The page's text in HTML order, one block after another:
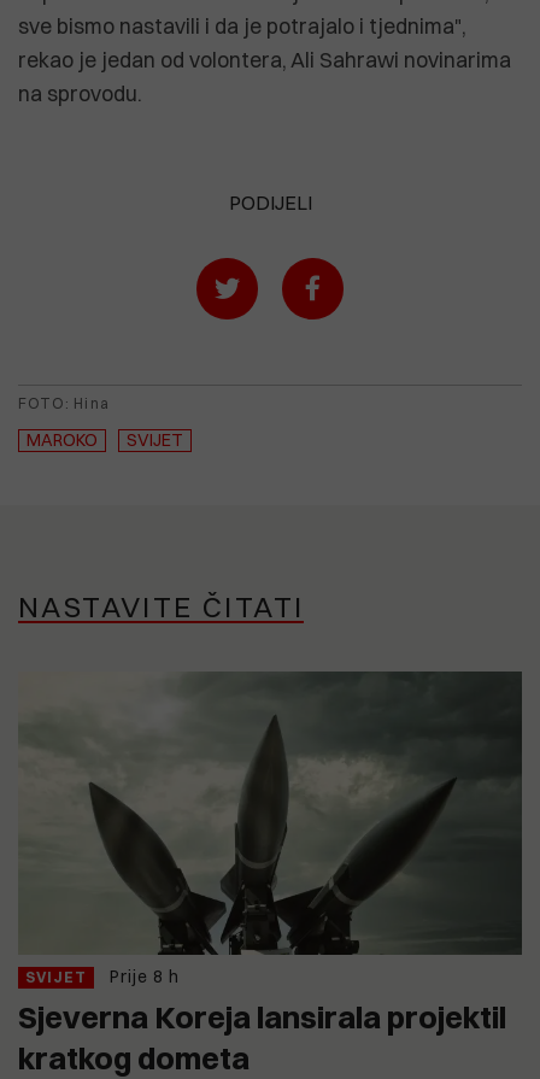
sve bismo nastavili i da je potrajalo i tjednima",
rekao je jedan od volontera, Ali Sahrawi novinarima
na sprovodu.
PODIJELI
FOTO: Hina
MAROKO SVIJET
NASTAVITE ČITATI
SVIJET Prije 8 h
Sjeverna Koreja lansirala projektil
kratkog dometa